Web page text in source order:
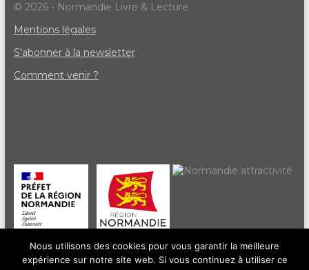
© 2026 - Normandie Livre & Lecture
Mentions légales
S'abonner à la newsletter
Comment venir ?
Nous utilisons des cookies pour vous garantir la meilleure
expérience sur notre site web. Si vous continuez à utiliser ce